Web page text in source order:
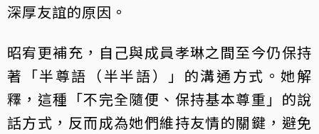
深厚友誼的原因。
昭宥更補充，自己與成員孝琳之間至今仍保持
著「半尊語（半半語）」的溝通方式。她解
釋，這種「不完全隨便、保持基本尊重」的說
話方式，反而成為她們維持友情的關鍵，避免